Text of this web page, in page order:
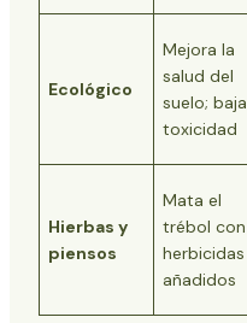
Ecológico
Mejora la
salud del
suelo; baja
toxicidad
Hierbas y
piensos
Mata el
trébol con
herbicidas
añadidos